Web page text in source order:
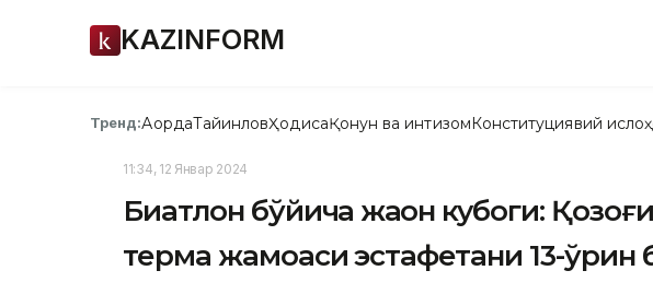
KAZINFORM
Тренд:АқордаТайинловҲодисаҚонун ва интизомКонституциявий
11:34, 12 Январ 2024
Биатлон бўйича жаҳон кубоги:
терма жамоаси эстафетани 13-ўрин